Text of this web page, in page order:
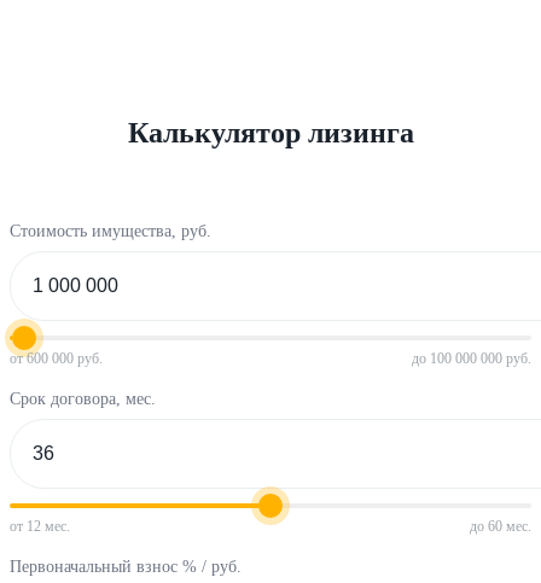
Калькулятор лизинга
Стоимость имущества, руб.
от 600 000 руб. до 100 000 000 руб.
Срок договора, мес.
от 12 мес. до 60 мес.
Первоначальный взнос % / руб.